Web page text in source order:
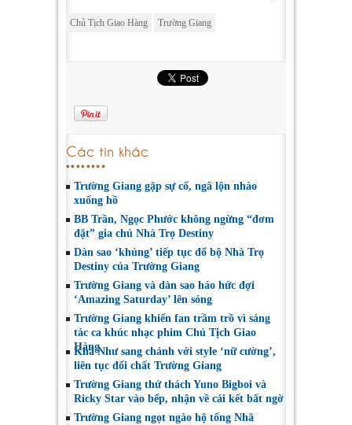
Chủ Tịch Giao Hàng Trường Giang
Các tin khác
Trường Giang gặp sự cố, ngã lộn nhào
xuống hồ
BB Trần, Ngọc Phước không ngừng “đơm
đặt” gia chủ Nhà Trọ Destiny
Dàn sao ‘khủng’ tiếp tục đổ bộ Nhà Trọ
Destiny của Trường Giang
Trường Giang và dàn sao háo hức đợi
‘Amazing Saturday’ lên sóng
Trường Giang khiến fan trầm trồ vì sáng
tác ca khúc nhạc phim Chủ Tịch Giao
Hàng
Khả Như sang chảnh với style ‘nữ cường’,
liên tục đối chất Trường Giang
Trường Giang thử thách Yuno Bigboi và
Ricky Star vào bếp, nhận về cái kết bất ngờ
Trường Giang ngọt ngào hộ tống Nhã